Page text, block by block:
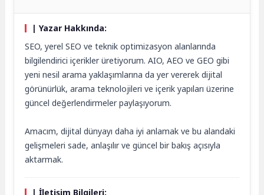
| Yazar Hakkında:
SEO, yerel SEO ve teknik optimizasyon alanlarında
bilgilendirici içerikler üretiyorum. AIO, AEO ve GEO gibi
yeni nesil arama yaklaşımlarına da yer vererek dijital
görünürlük, arama teknolojileri ve içerik yapıları üzerine
güncel değerlendirmeler paylaşıyorum.
Amacım, dijital dünyayı daha iyi anlamak ve bu alandaki
gelişmeleri sade, anlaşılır ve güncel bir bakış açısıyla
aktarmak.
| İletişim Bilgileri: